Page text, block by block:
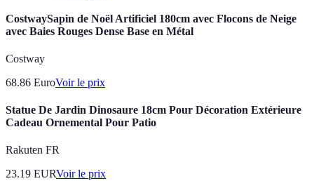
CostwaySapin de Noël Artificiel 180cm avec Flocons de Neige
avec Baies Rouges Dense Base en Métal
Costway
68.86 EuroVoir le prix
Statue De Jardin Dinosaure 18cm Pour Décoration Extérieure
Cadeau Ornemental Pour Patio
Rakuten FR
23.19 EURVoir le prix